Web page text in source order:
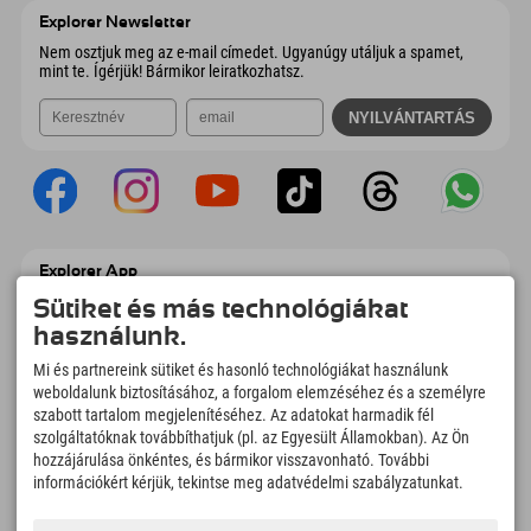
Explorer Newsletter
Nem osztjuk meg az e-mail címedet. Ugyanúgy utáljuk a spamet,
mint te. Ígérjük! Bármikor leiratkozhatsz.
Explorer App
Töltsd fel #ExplorerPillanataidat, az Úticélom
című videódat foglalási áttekintéssel,
bakancslistával, étterem áttekintéssel és
még sok mással. Töltsd le most!
Felfedezős pillanatok ideje
166
Hegyi tavak és
4.634km
Sí- és snowboardpályák
Sütiket és más technológiákat
használunk.
Mi és partnereink sütiket és hasonló technológiákat használunk
weboldalunk biztosításához, a forgalom elemzéséhez és a személyre
szabott tartalom megjelenítéséhez. Az adatokat harmadik fél
szolgáltatóknak továbbíthatjuk (pl. az Egyesült Államokban). Az Ön
hozzájárulása önkéntes, és bármikor visszavonható. További
információkért kérjük, tekintse meg adatvédelmi szabályzatunkat.